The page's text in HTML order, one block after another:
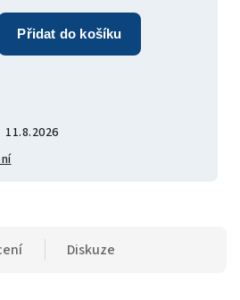
Přidat do košíku
11.8.2026
Diskuze